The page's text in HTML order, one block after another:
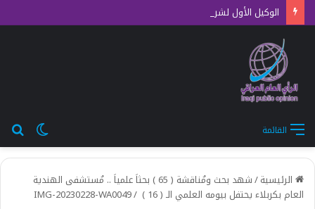
الوضع
المظلم
القائمة
الرئيسية/
شهد بحث ومُناقشة ( 65 ) بحثاَ علمياَ .. مُستشفى الهندية
العام بكربلاء يحتفل بيومه العلمي الـ ( 16 )
/
IMG-20230228-WA0049